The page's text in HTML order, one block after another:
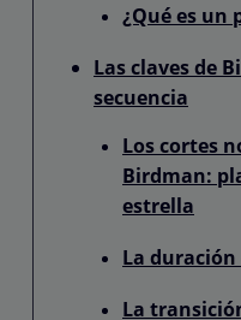
¿Qué es un
Las claves de
secuencia
Los cortes
Birdman:
estrella
La duración
La